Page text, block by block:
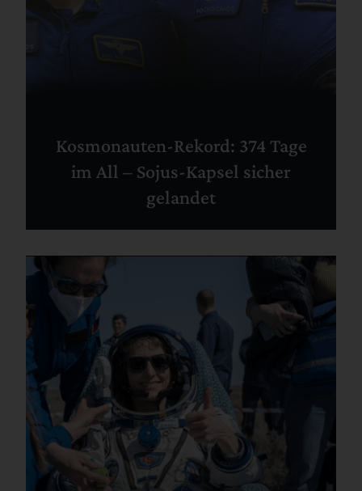
Kosmonauten-Rekord: 374 Tage
im All – Sojus-Kapsel sicher
gelandet